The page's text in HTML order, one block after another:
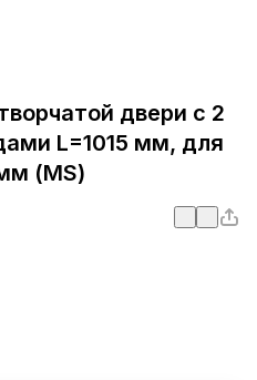
двери с 2
L=1015 мм, для
(MS)